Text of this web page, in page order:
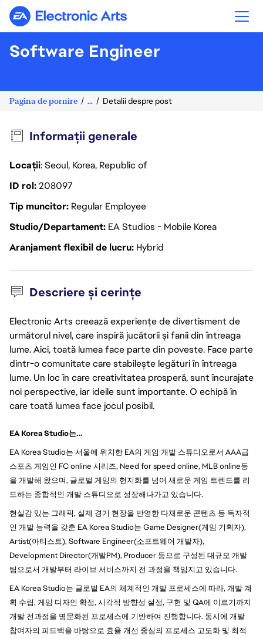
Electronic Arts
Software Engineer
Pagina de pornire ... Detalii despre post
Informații generale
Locații: Seoul, Korea, Republic of
ID rol208097
Tip muncitor Regular Employee
Studio/Departament EA Studios - Mobile Korea
Aranjament flexibil de lucru Hybrid
Descriere și cerințe
Electronic Arts creează experiențe de divertisment de
următorul nivel, care inspiră jucătorii și fanii din întreaga
lume. Aici, toată lumea face parte din poveste. Face parte
dintr-o comunitate care stabilește legături în întreaga
lume. Un loc în care creativitatea prosperă, sunt încurajate
noi perspective, iar ideile sunt importante. O echipă în
care toată lumea face jocul posibil.
EA Korea Studio는…
EA Korea Studio는 서울에 위치한 EA의 게임 개발 스튜디오로서 AAA급
스포츠 게임인 FC online 시리즈, Need for speed online, MLB online등
을 개발해 왔으며, 글로벌 게임의 현지화를 넘어 새로운 게임 트렌드를 리
드하는 종합적인 개발 스튜디오로 성장해나가고 있습니다.
현실감 있는 그래픽, 실제 경기 현장을 반영한 다채로운 콘텐츠 등 독자적
인 개발 능력을 갖춘 EA Korea Studio는 Game Designer(게임 기획자),
Artist(아티스트), Software Engineer(소프트웨어 개발자),
Development Director(개발PM), Producer 등으로 구성된 대규모 개발
팀으로서 개발부터 라이브 서비스까지 전 과정을 책임지고 있습니다.
EA Korea Studio는 글로벌 EA의 체계적인 개발 프로세스에 따라, 개발 계
획 수립, 게임 디자인 확정, 시각적 방향성 설정, 구현 및 QA에 이르기까지
개발 전과정을 명문화된 프로세스에 기반하여 진행합니다. 동시에 개발
참여자의 피드백을 바탕으로 효율 개선 중심의 프로세스 고도화 및 최적